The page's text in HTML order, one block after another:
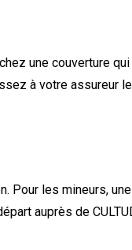
une couverture
à votre
Pour les mineurs,
auprès de